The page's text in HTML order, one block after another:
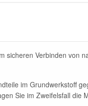
sicheren Verbinden von
im Grundwerkstoff
Sie im Zweifelsfall die